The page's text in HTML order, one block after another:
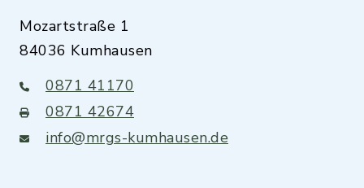
Mozartstraße 1
84036 Kumhausen
0871 41170
0871 42674
info@mrgs-kumhausen.de